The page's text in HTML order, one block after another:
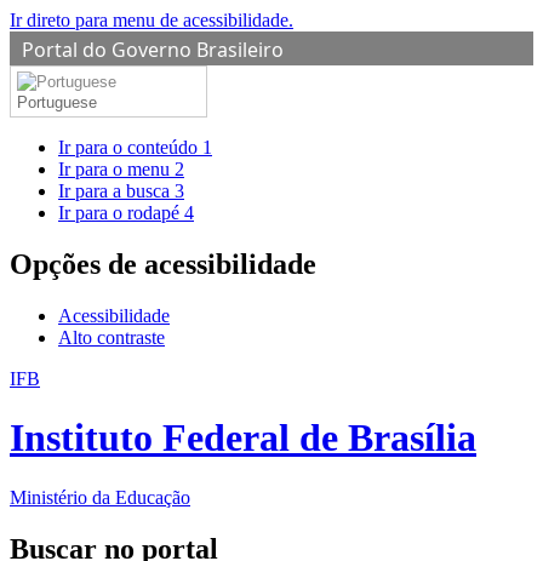
Ir direto para menu de acessibilidade.
Portal do Governo Brasileiro
Portuguese
Ir para o conteúdo 1
Ir para o menu 2
Ir para a busca 3
Ir para o rodapé 4
Opções de acessibilidade
Acessibilidade
Alto contraste
IFB
Instituto Federal de Brasília
Ministério da Educação
Buscar no portal